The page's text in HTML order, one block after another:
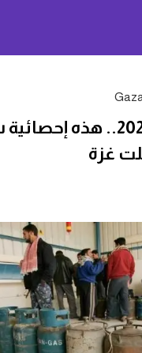
منذ مطلع 2022.. هذه
غزة